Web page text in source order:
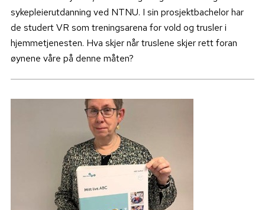
sykepleierutdanning ved NTNU. I sin prosjektbachelor har
de studert VR som treningsarena for vold og trusler i
hjemmetjenesten. Hva skjer når truslene skjer rett foran
øynene våre på denne måten?